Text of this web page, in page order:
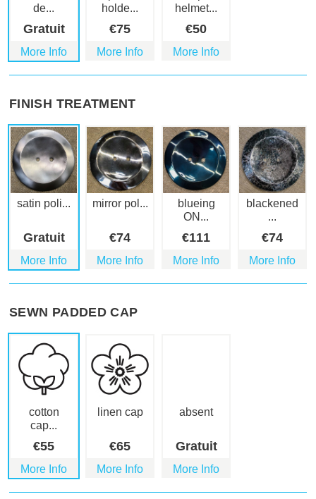
de...
Gratuit
More Info
holde...
€75
More Info
helmet...
€50
More Info
FINISH TREATMENT
satin poli...
Gratuit
More Info
mirror pol...
€74
More Info
blueing
ON...
€111
More Info
blackened
...
€74
More Info
SEWN PADDED CAP
cotton
cap...
€55
More Info
linen cap
€65
More Info
absent
Gratuit
More Info